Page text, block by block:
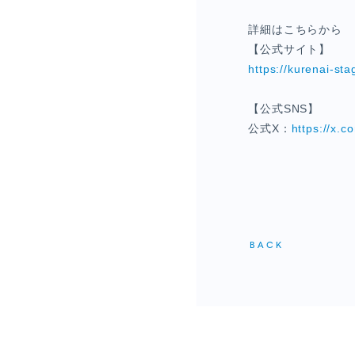
直感！推し探し
詳細はこちらから
【公式サイト】
https://kurenai-
【公式SNS】
公式X： https://
BACK